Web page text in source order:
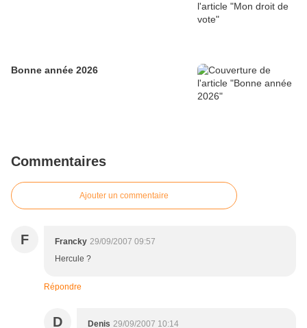
Bonne année 2026
Commentaires
Ajouter un commentaire
F Francky 29/09/2007 09:57
Hercule ?
Répondre
D Denis 29/09/2007 10:14